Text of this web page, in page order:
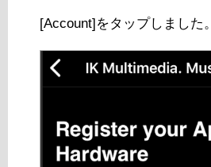
[Account]をタップしました。